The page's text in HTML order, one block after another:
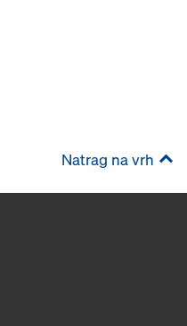
Natrag na vrh